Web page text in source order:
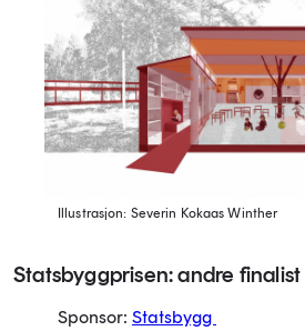
Illustrasjon: Severin Kokaas Winther
Statsbyggprisen: andre finalist
Sponsor: Statsbygg